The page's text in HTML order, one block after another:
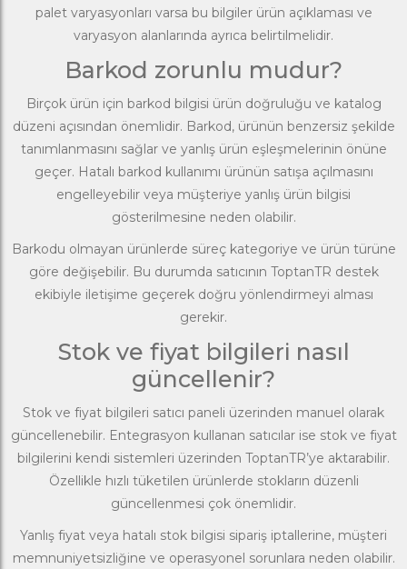
palet varyasyonları varsa bu bilgiler ürün açıklaması ve
varyasyon alanlarında ayrıca belirtilmelidir.
Barkod zorunlu mudur?
Birçok ürün için barkod bilgisi ürün doğruluğu ve katalog
düzeni açısından önemlidir. Barkod, ürünün benzersiz şekilde
tanımlanmasını sağlar ve yanlış ürün eşleşmelerinin önüne
geçer. Hatalı barkod kullanımı ürünün satışa açılmasını
engelleyebilir veya müşteriye yanlış ürün bilgisi
gösterilmesine neden olabilir.
Barkodu olmayan ürünlerde süreç kategoriye ve ürün türüne
göre değişebilir. Bu durumda satıcının ToptanTR destek
ekibiyle iletişime geçerek doğru yönlendirmeyi alması
gerekir.
Stok ve fiyat bilgileri nasıl
güncellenir?
Stok ve fiyat bilgileri satıcı paneli üzerinden manuel olarak
güncellenebilir. Entegrasyon kullanan satıcılar ise stok ve fiyat
bilgilerini kendi sistemleri üzerinden ToptanTR’ye aktarabilir.
Özellikle hızlı tüketilen ürünlerde stokların düzenli
güncellenmesi çok önemlidir.
Yanlış fiyat veya hatalı stok bilgisi sipariş iptallerine, müşteri
memnuniyetsizliğine ve operasyonel sorunlara neden olabilir.